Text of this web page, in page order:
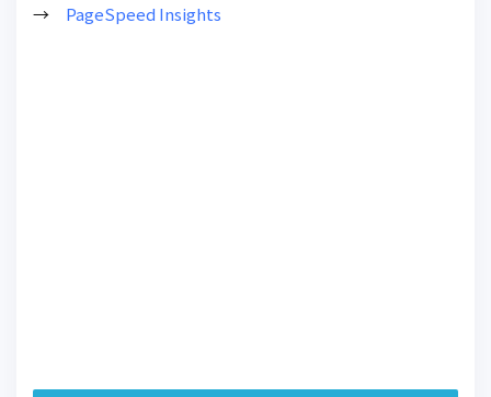
→ PageSpeed Insights